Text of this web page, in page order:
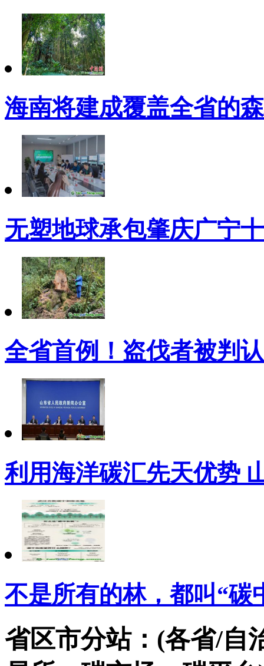
海南将建成覆盖全省的
无塑地球承包肇庆广宁
全省首例！盗伐者被判
利用海洋碳汇先天优势
不是所有的林，都叫“碳
省区市分站：(各省/自